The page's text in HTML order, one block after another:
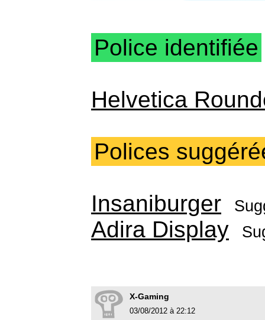
Police identifiée
Helvetica
Polices
Insaniburger
Adira Display
X-Gaming
03/08/2012 à 22:12